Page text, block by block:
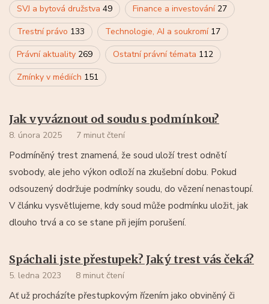
SVJ a bytová družstva 49 Finance a investování 27
Trestní právo 133 Technologie, AI a soukromí 17
Právní aktuality 269 Ostatní právní témata 112
Zmínky v médiích 151
Jak vyváznout od soudu s podmínkou?
8. února 2025 7 minut čtení
Podmíněný trest znamená, že soud uloží trest odnětí
svobody, ale jeho výkon odloží na zkušební dobu. Pokud
odsouzený dodržuje podmínky soudu, do vězení nenastoupí.
V článku vysvětlujeme, kdy soud může podmínku uložit, jak
dlouho trvá a co se stane při jejím porušení.
Spáchali jste přestupek? Jaký trest vás čeká?
5. ledna 2023 8 minut čtení
Ať už procházíte přestupkovým řízením jako obviněný či